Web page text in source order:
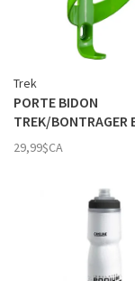
Trek
PORTE BIDON
TREK/BONTRAGER
Green
29,99$CA